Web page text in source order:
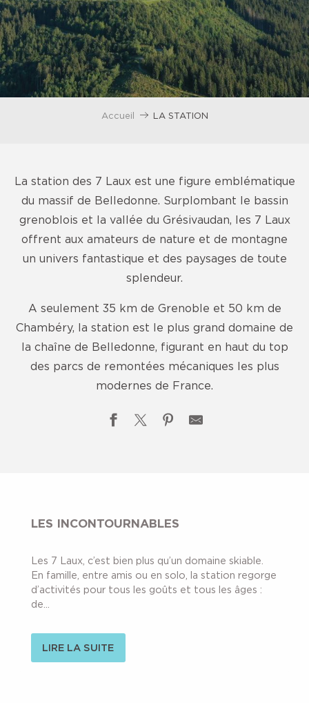
Accueil LA STATION
La station des 7 Laux est une figure emblématique
du massif de Belledonne. Surplombant le bassin
grenoblois et la vallée du Grésivaudan, les 7 Laux
offrent aux amateurs de nature et de montagne
un univers fantastique et des paysages de toute
splendeur.
A seulement 35 km de Grenoble et 50 km de
Chambéry, la station est le plus grand domaine de
la chaîne de Belledonne, figurant en haut du top
des parcs de remontées mécaniques les plus
modernes de France.
LES INCONTOURNABLES
Les 7 Laux, c’est bien plus qu’un domaine skiable.
En famille, entre amis ou en solo, la station regorge
d’activités pour tous les goûts et tous les âges :
de...
LIRE LA SUITE